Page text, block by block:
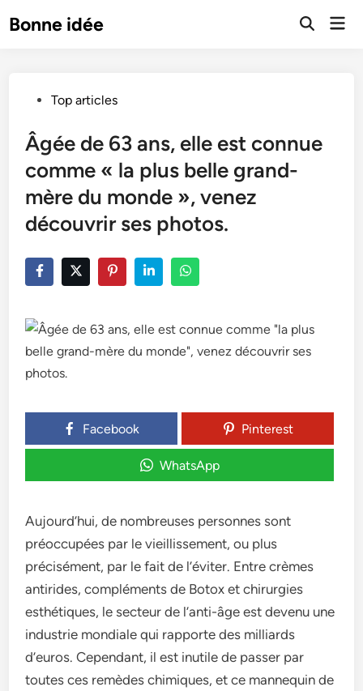
toBonne idée
Open
PostedTop articles
Âgée de 63 ans, elle est connue
comme « la plus belle grand-
mère du monde », venez
découvrir ses photos.
Facebook Pinterest
WhatsApp
Aujourd’hui, de nombreuses personnes sont
préoccupées par le vieillissement, ou plus
précisément, par le fait de l’éviter. Entre crèmes
antirides, compléments de Botox et chirurgies
esthétiques, le secteur de l’anti-âge est devenu une
industrie mondiale qui rapporte des milliards
d’euros. Cependant, il est inutile de passer par
toutes ces remèdes chimiques, et ce mannequin de